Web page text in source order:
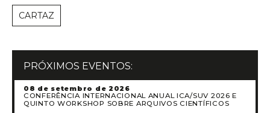
PRÓXIMOS EVENTOS:
08 de setembro de 2026
CONFERÊNCIA INTERNACIONAL ANUAL ICA/SUV 2026 E
QUINTO WORKSHOP SOBRE ARQUIVOS CIENTÍFICOS
CARTAZ